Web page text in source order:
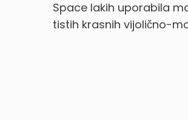
Space lakih uporabila
tistih krasnih vijolično-